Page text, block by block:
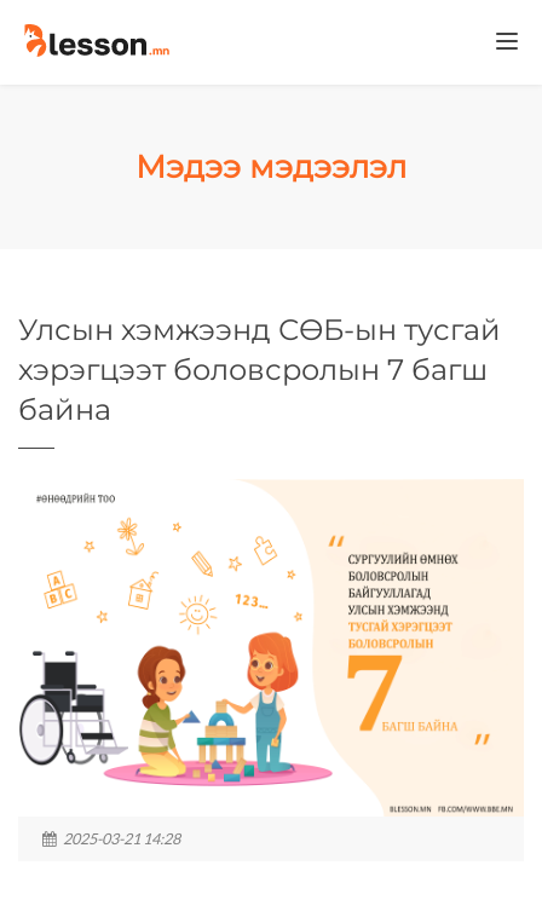
Мэдээ мэдээлэл
Улсын хэмжээнд СӨБ-ын тусгай
хэрэгцээт боловсролын 7 багш
байна
2025-03-21 14:28